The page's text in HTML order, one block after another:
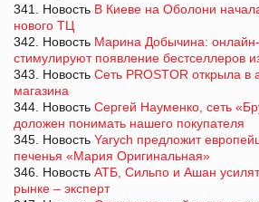
341. Новость В Киеве на Оболони
нового ТЦ
342. Новость Марина Добычина:
стимулируют появление бестселлеров
343. Новость Сеть PROSTOR открыла в
магазина
344. Новость Сергей Науменко, сеть
доложен понимать нашего покупателя
345. Новость Yarych предложит
печенья «Мария Оригинальная»
346. Новость АТБ, Сильпо и Ашан усилят
рынке – эксперт